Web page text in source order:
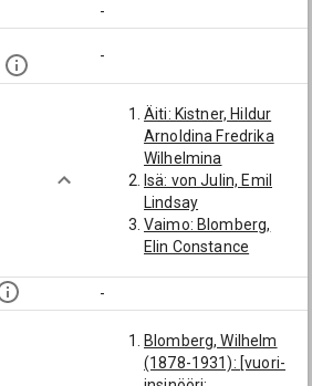
-
-
Äiti: Kistner, Hildur
Arnoldina Fredrika
Wilhelmina
Isä: von Julin, Emil
Lindsay
Vaimo: Blomberg,
Elin Constance
-
Blomberg, Wilhelm
(1878-1931): [vuori-